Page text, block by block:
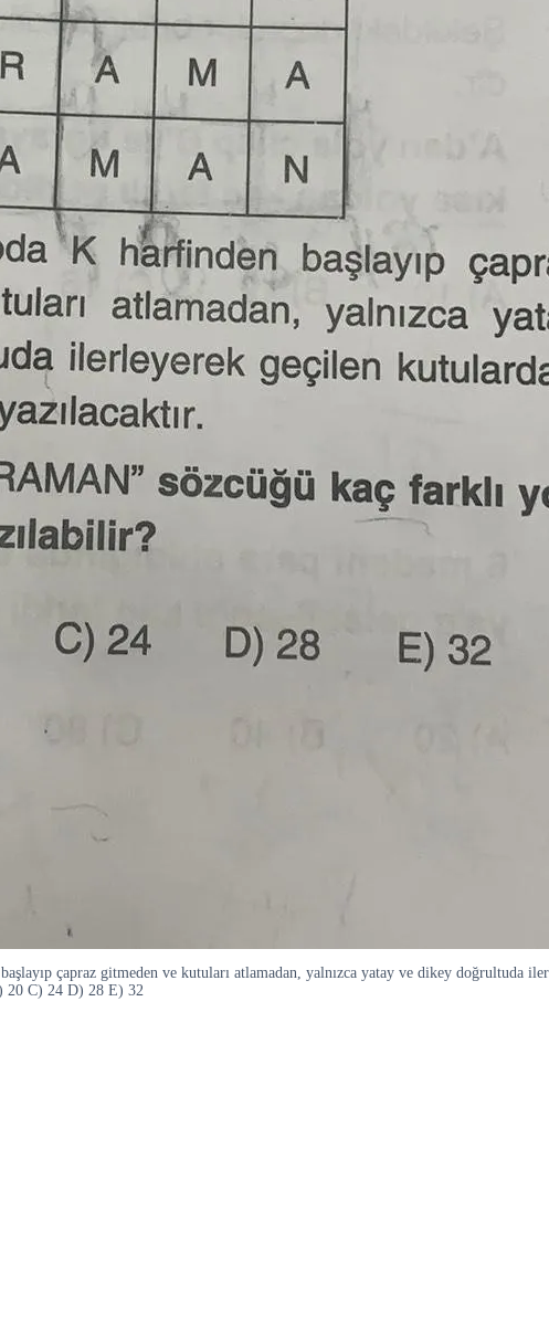
çapraz gitmeden ve kutuları atlamadan, yalnızca yatay ve dikey doğrultuda
20 C) 24 D) 28 E) 32